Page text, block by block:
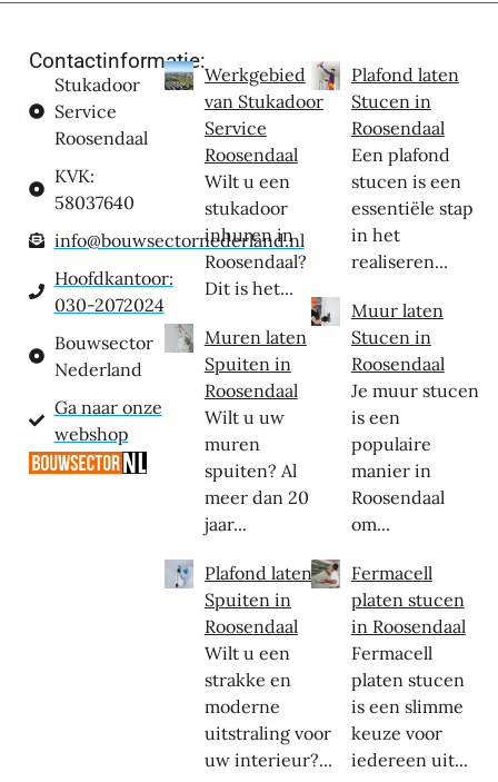
Contactinformatie:
Stukadoor
Service
Roosendaal
KVK:
58037640
info@bouwsectornederland.nl
Hoofdkantoor:
030-2072024
Bouwsector
Nederland
Ga naar onze
webshop
Werkgebied
van Stukadoor
Service
Roosendaal
Wilt u een
stukadoor
inhuren in
Roosendaal?
Dit is het...
Muren laten
Spuiten in
Roosendaal
Wilt u uw
muren
spuiten? Al
meer dan 20
jaar...
Plafond laten
Spuiten in
Roosendaal
Wilt u een
strakke en
moderne
uitstraling voor
uw interieur?...
Plafond laten
Stucen in
Roosendaal
Een plafond
stucen is een
essentiële stap
in het
realiseren...
Muur laten
Stucen in
Roosendaal
Je muur stucen
is een
populaire
manier in
Roosendaal
om...
Fermacell
platen stucen
in Roosendaal
Fermacell
platen stucen
is een slimme
keuze voor
iedereen uit...